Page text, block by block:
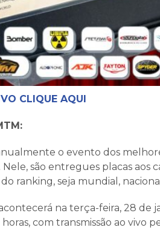
CLIQUE AQUI
o evento dos
são entregues placas aos
do ranking, seja mundial,
na terça-feira, 28 de
com transmissão ao vivo